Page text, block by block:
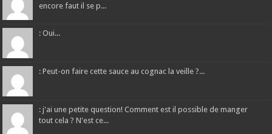
encore faut il se p...
: Oui...
: Peut-on faire cette sauce au cognac la veille ?...
: j'ai une petite question! Comment est il possible de manger
tout cela ? N'est ce...